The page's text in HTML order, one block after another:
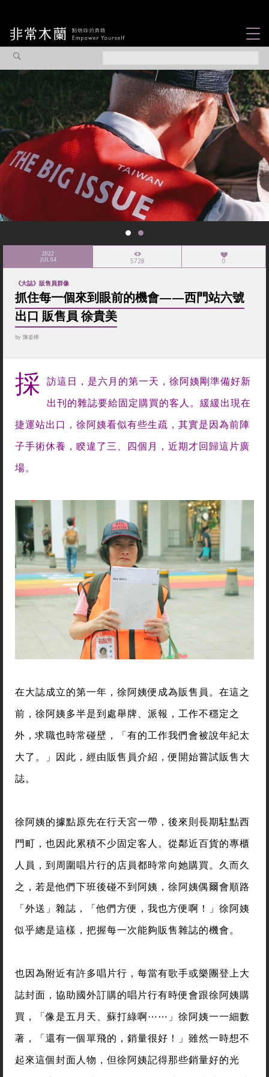
觀點專欄
焦點企劃
社會企業
認識我們
2022
JUL 04 5728 0
《大誌》販售員群像
抓住每一個來到眼前的機會——西門站六號
出口 販售員 徐貴美
by 陳姿樺
採 訪這日，是六月的第一天，徐阿姨剛準備好新
出刊的雜誌要給固定購買的客人。緩緩出現在
捷運站出口，徐阿姨看似有些生疏，其實是因為前陣
子手術休養，睽違了三、四個月，近期才回歸這片廣
場。
在大誌成立的第一年，徐阿姨便成為販售員。在這之
前，徐阿姨多半是到處舉牌、派報，工作不穩定之
外，求職也時常碰壁，「有的工作我們會被說年紀太
大了。」因此，經由販售員介紹，便開始嘗試販售大
誌。
徐阿姨的據點原先在行天宮一帶，後來則長期駐點西
門町，也因此累積不少固定客人。從鄰近百貨的專櫃
人員，到周圍唱片行的店員都時常向她購買。久而久
之，若是他們下班後碰不到阿姨，徐阿姨偶爾會順路
「外送」雜誌，「他們方便，我也方便啊！」徐阿姨
似乎總是這樣，把握每一次能夠販售雜誌的機會。
也因為附近有許多唱片行，每當有歌手或樂團登上大
誌封面，協助國外訂購的唱片行有時便會跟徐阿姨購
買，「像是五月天、蘇打綠啊⋯⋯」徐阿姨一一細數
著，「還有一個單飛的，銷量很好！」雖然一時想不
起來這個封面人物，但徐阿姨記得那些銷量好的光